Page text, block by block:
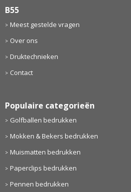
B55
Meest gestelde vragen
Over ons
Druktechnieken
Contact
Populaire categorieën
Golfballen bedrukken
Mokken & Bekers bedrukken
Muismatten bedrukken
Paperclips bedrukken
Pennen bedrukken